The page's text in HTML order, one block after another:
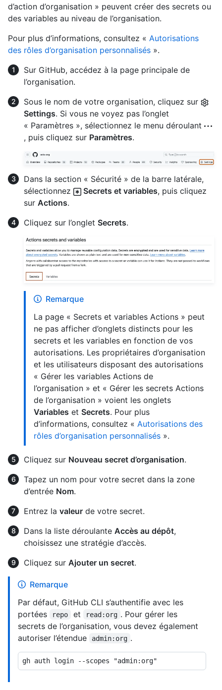
d’action d’organisation » peuvent créer des secrets ou
des variables au niveau de l’organisation.
Pour plus d’informations, consultez « Autorisations
des rôles d’organisation personnalisés ».
Sur GitHub, accédez à la page principale de
l’organisation.
Sous le nom de votre organisation, cliquez sur
Settings. Si vous ne voyez pas l’onglet
« Paramètres », sélectionnez le menu déroulant
, puis cliquez sur Paramètres.
Dans la section « Sécurité » de la barre latérale,
sélectionnez
Secrets et variables, puis cliquez
sur Actions.
Cliquez sur l’onglet Secrets.
Remarque
La page « Secrets et variables Actions » peut
ne pas afficher d’onglets distincts pour les
secrets et les variables en fonction de vos
autorisations. Les propriétaires d’organisation
et les utilisateurs disposant des autorisations
« Gérer les variables Actions de
l’organisation » et « Gérer les secrets Actions
de l’organisation » voient les onglets
Variables et Secrets. Pour plus
d’informations, consultez « Autorisations des
rôles d’organisation personnalisés ».
Cliquez sur Nouveau secret d’organisation.
Tapez un nom pour votre secret dans la zone
d’entrée Nom.
Entrez la valeur de votre secret.
Dans la liste déroulante Accès au dépôt,
choisissez une stratégie d’accès.
Cliquez sur Ajouter un secret.
Remarque
Par défaut, GitHub CLI s’authentifie avec les
portées
repo et read:org . Pour gérer les
secrets de l’organisation, vous devez également
autoriser l’étendue
admin:org .